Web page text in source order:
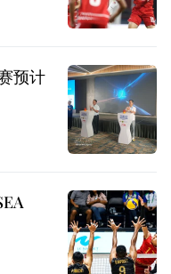
预计